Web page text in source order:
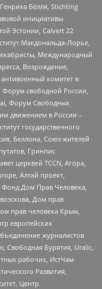
Бёлля, Stichting
инициативы
Эстонии, Calvert 22
Макдональда-Лорье,
Международный
Возрождение,
комитет в
свободной России,
Форум Свободных
движением в России –
государственного
Беллона, Союз жителей
Гринпис
церквей TCCN, Агора,
Алтай проект,
Дом Прав Человека,
Дом прав
прав человека Крым,
европейских
журналистов
Свободная Бурятия, Uralic,
рабочих, ИстЧам
Развития,
Центр